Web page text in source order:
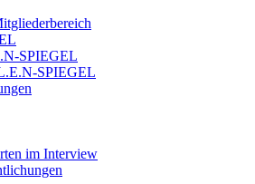
SPIEGEL
SPIEGEL
im Interview